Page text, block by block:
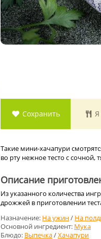
Сохранить Я
Такие мини-хачапури
во рту нежное тесто с сочной,
Описание
Из указанного количества
дрожжей в приготовлении
Назначение: На ужин/ На
Основной ингредиент: Мука
Блюдо: Выпечка/Хачапури